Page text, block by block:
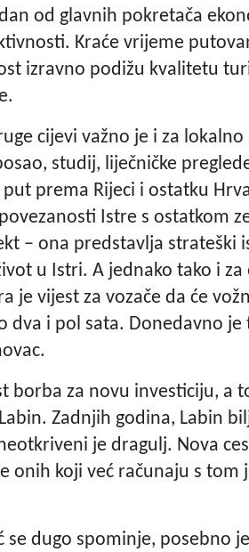
od glavnih pokretača
Kraće vrijeme
izravno podižu kvalitetu
cijevi važno je i za
studij, liječničke
prema Rijeci i ostatku
Istre s ostatkom
– ona predstavlja strateški
u Istri. A jednako tako i za
je vijest za vozače da će
dva i pol sata. Donedavno
borba za novu investiciju, a
Zadnjih godina, Labin
je dragulj. Nova
onih koji već računaju s
se dugo spominje, posebno